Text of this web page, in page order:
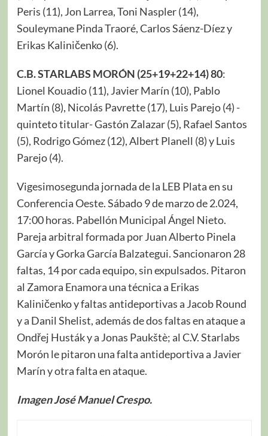
Peris (11), Jon Larrea, Toni Naspler (14),
Souleymane Pinda Traoré, Carlos Sáenz-Díez y
Erikas Kaliničenko (6).
C.B. STARLABS MORÓN (25+19+22+14) 80:
Lionel Kouadio (11), Javier Marín (10), Pablo
Martín (8), Nicolás Pavrette (17), Luis Parejo (4) -
quinteto titular- Gastón Zalazar (5), Rafael Santos
(5), Rodrigo Gómez (12), Albert Planell (8) y Luis
Parejo (4).
Vigesimosegunda jornada de la LEB Plata en su
Conferencia Oeste. Sábado 9 de marzo de 2.024,
17:00 horas. Pabellón Municipal Ángel Nieto.
Pareja arbitral formada por Juan Alberto Pinela
García y Gorka García Balzategui. Sancionaron 28
faltas, 14 por cada equipo, sin expulsados. Pitaron
al Zamora Enamora una técnica a Erikas
Kaliničenko y faltas antideportivas a Jacob Round
y a Danil Shelist, además de dos faltas en ataque a
Ondřej Husták y a Jonas Paukštè; al C.V. Starlabs
Morón le pitaron una falta antideportiva a Javier
Marín y otra falta en ataque.
Imagen José Manuel Crespo.